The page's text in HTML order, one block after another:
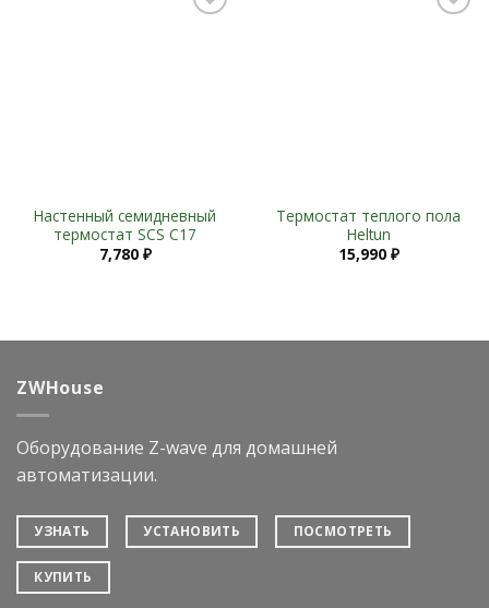
Настенный семидневный
термостат SCS C17
7,780 ₽
Термостат теплого пола
Heltun
15,990 ₽
ZWHouse
Оборудование Z-wave для домашней
автоматизации.
УЗНАТЬ УСТАНОВИТЬ ПОСМОТРЕТЬ
КУПИТЬ